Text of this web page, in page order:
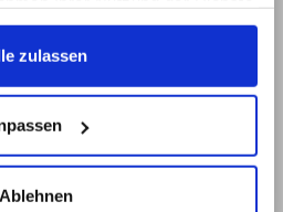
zulassen
Ablehnen
über eine
Ausfall der
beim
unter der
oder auf der
unter